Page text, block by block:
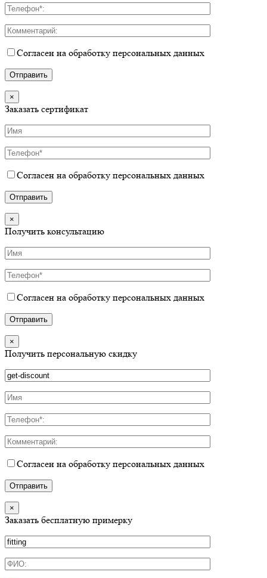
Согласен на обработку персональных данных
×
Заказать сертификат
Согласен на обработку персональных данных
×
Получить консультацию
Согласен на обработку персональных данных
×
Получить персональную скидку
Согласен на обработку персональных данных
×
Заказать бесплатную примерку